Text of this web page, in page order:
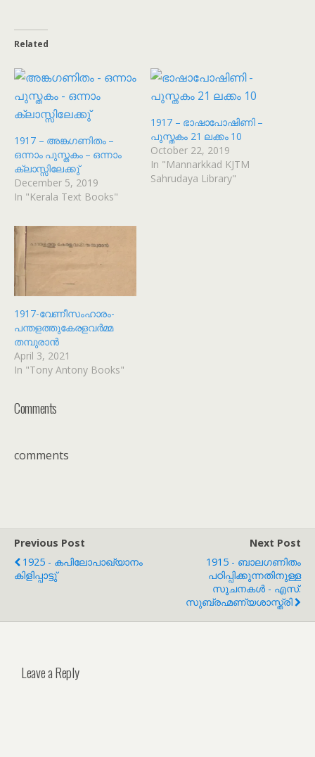
Related
1917 – അങ്കഗണിതം –
ഒന്നാം പുസ്തകം – ഒന്നാം
ക്ലാസ്സിലേക്കു്
December 5, 2019
In "Kerala Text Books"
1917 – ഭാഷാപോഷിണി –
പുസ്തകം 21 ലക്കം 10
October 22, 2019
In "Mannarkkad KJTM
Sahrudaya Library"
1917-വേണീസംഹാരം-
പന്തളത്തുകേരളവര്‍മ്മ
തമ്പുരാന്‍
April 3, 2021
In "Tony Antony Books"
Comments
comments
Previous Post
1925 - കപിലോപാഖ്യാനം
കിളിപ്പാട്ടു്
Next Post
1915 - ബാലഗണിതം
പഠിപ്പിക്കുന്നതിനുള്ള
സൂചനകൾ - എസ്.
സുബ്രഹ്മണ്യശാസ്ത്രി
Leave a Reply